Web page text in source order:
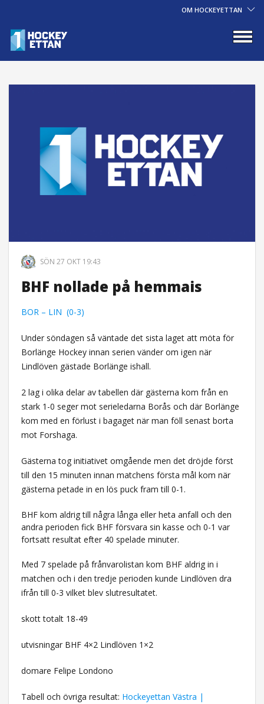
OM HOCKEYETTAN
SÖN 27 OKT 19:43
BHF nollade på hemmais
BOR – LIN (0-3)
Under söndagen så väntade det sista laget att möta för
Borlänge Hockey innan serien vänder om igen när
Lindlöven gästade Borlänge ishall.
2 lag i olika delar av tabellen där gästerna kom från en
stark 1-0 seger mot serieledarna Borås och där Borlänge
kom med en förlust i bagaget när man föll senast borta
mot Forshaga.
Gästerna tog initiativet omgående men det dröjde först
till den 15 minuten innan matchens första mål kom när
gästerna petade in en lös puck fram till 0-1.
BHF kom aldrig till några långa eller heta anfall och den
andra perioden fick BHF försvara sin kasse och 0-1 var
fortsatt resultat efter 40 spelade minuter.
Med 7 spelade på frånvarolistan kom BHF aldrig in i
matchen och i den tredje perioden kunde Lindlöven dra
ifrån till 0-3 vilket blev slutresultatet.
skott totalt 18-49
utvisningar BHF 4×2 Lindlöven 1×2
domare Felipe Londono
Tabell och övriga resultat: Hockeyettan Västra |